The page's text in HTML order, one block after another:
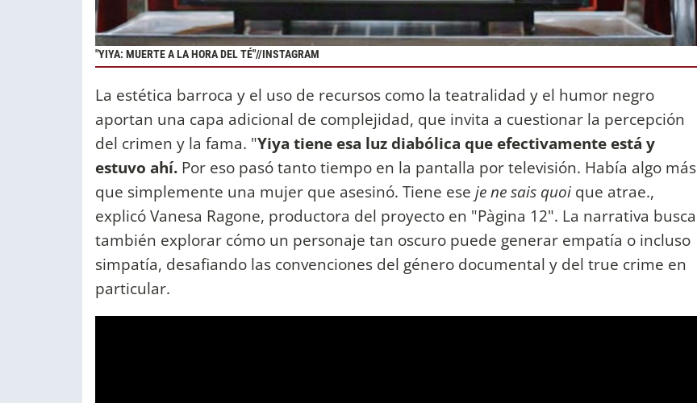
"YIYA: MUERTE A LA HORA DEL TÉ"//INSTAGRAM
La estética barroca y el uso de recursos como la teatralidad y el humor negro
aportan una capa adicional de complejidad, que invita a cuestionar la percepción
del crimen y la fama. "Yiya tiene esa luz diabólica que efectivamente está y
estuvo ahí. Por eso pasó tanto tiempo en la pantalla por televisión. Había algo más
que simplemente una mujer que asesinó. Tiene ese je ne sais quoi que atrae.,
explicó Vanesa Ragone, productora del proyecto en "Pàgina 12". La narrativa busca
también explorar cómo un personaje tan oscuro puede generar empatía o incluso
simpatía, desafiando las convenciones del género documental y del true crime en
particular.